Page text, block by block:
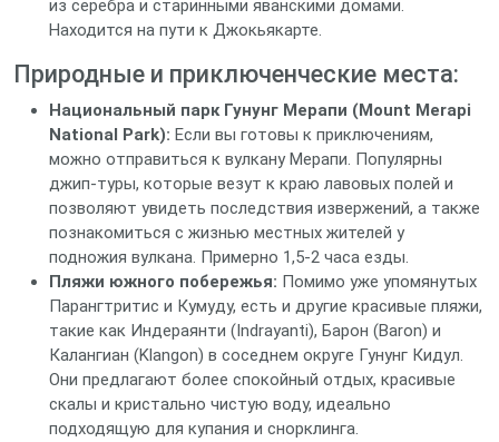
из серебра и старинными яванскими домами.
Находится на пути к Джокьякарте.
Природные и приключенческие места:
Национальный парк Гунунг Мерапи (Mount Merapi
National Park): Если вы готовы к приключениям,
можно отправиться к вулкану Мерапи. Популярны
джип-туры, которые везут к краю лавовых полей и
позволяют увидеть последствия извержений, а также
познакомиться с жизнью местных жителей у
подножия вулкана. Примерно 1,5-2 часа езды.
Пляжи южного побережья: Помимо уже упомянутых
Парангтритис и Кумуду, есть и другие красивые пляжи,
такие как Индераянти (Indrayanti), Барон (Baron) и
Калангиан (Klangon) в соседнем округе Гунунг Кидул.
Они предлагают более спокойный отдых, красивые
скалы и кристально чистую воду, идеально
подходящую для купания и снорклинга.